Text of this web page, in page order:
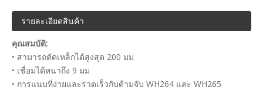
รายละเอียดสินค้า
คุณสมบัติ:
• สามารถตัดเหล็กได้สูงสุด 200 มม
• เชื่อมได้หนาถึง 9 มม
• การแนบที่ง่ายและรวดเร็วกับด้ามจับ WH264 และ WH265